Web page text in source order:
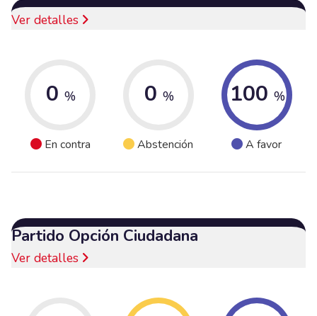
Ver detalles
0 %
En contra
0 %
Abstención
100 %
A favor
Partido Opción Ciudadana
Ver detalles